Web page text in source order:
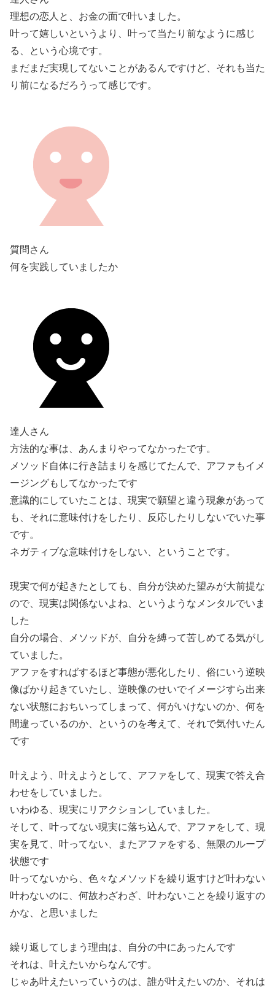
理想の恋人と、お金の面で叶いました。
叶って嬉しいというより、叶って当たり前なように感じ
る、という心境です。
まだまだ実現してないことがあるんですけど、それも当た
り前になるだろうって感じです。
質問さん
何を実践していましたか
達人さん
方法的な事は、あんまりやってなかったです。
メソッド自体に行き詰まりを感じてたんで、アファもイメ
ージングもしてなかったです
意識的にしていたことは、現実で願望と違う現象があって
も、それに意味付けをしたり、反応したりしないでいた事
です。
ネガティブな意味付けをしない、ということです。
現実で何が起きたとしても、自分が決めた望みが大前提な
ので、現実は関係ないよね、というようなメンタルでいま
した
自分の場合、メソッドが、自分を縛って苦しめてる気がし
ていました。
アファをすればするほど事態が悪化したり、俗にいう逆映
像ばかり起きていたし、逆映像のせいでイメージすら出来
ない状態におちいってしまって、何がいけないのか、何を
間違っているのか、というのを考えて、それで気付いたん
です
叶えよう、叶えようとして、アファをして、現実で答え合
わせをしていました。
いわゆる、現実にリアクションしていました。
そして、叶ってない現実に落ち込んで、アファをして、現
実を見て、叶ってない、またアファをする、無限のループ
状態です
叶ってないから、色々なメソッドを繰り返すけど叶わない
叶わないのに、何故わざわざ、叶わないことを繰り返すの
かな、と思いました
繰り返してしまう理由は、自分の中にあったんです
それは、叶えたいからなんです。
じゃあ叶えたいっていうのは、誰が叶えたいのか、それは